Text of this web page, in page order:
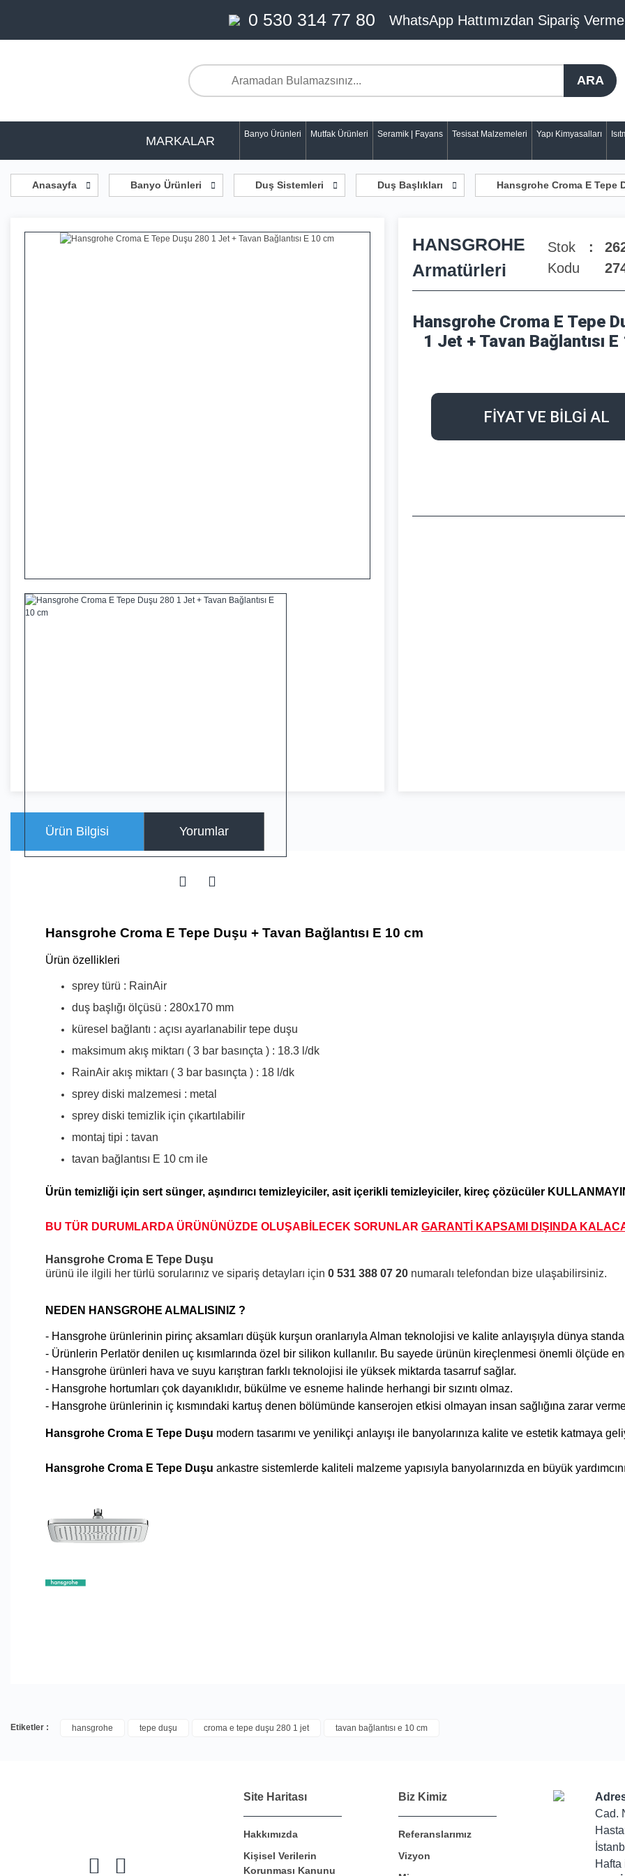
0 530 314 77 80 WhatsApp Hattımızdan Sipariş
ARA
MARKALAR Banyo Ürünleri Mutfak Ürünleri Seramik | Fayans Tesisat Malzemeleri Yapı Kimyasalları
Anasayfa Banyo Ürünleri Duş Sistemleri Duş Başlıkları Hansgrohe Croma E Tepe
HANSGROHE
Armatürleri
Stok
Kodu
Hansgrohe Croma E Tepe
1 Jet + Tavan Bağlantısı
FİYAT VE BİLGİ AL
Ürün Bilgisi Yorumlar
Hansgrohe Croma E Tepe Duşu + Tavan Bağlantısı E 10 cm
Ürün özellikleri
sprey türü : RainAir
duş başlığı ölçüsü : 280x170 mm
küresel bağlantı : açısı ayarlanabilir tepe duşu
maksimum akış miktarı ( 3 bar basınçta ) : 18.3 l/dk
RainAir akış miktarı ( 3 bar basınçta ) : 18 l/dk
sprey diski malzemesi : metal
sprey diski temizlik için çıkartılabilir
montaj tipi : tavan
tavan bağlantısı E 10 cm ile
Ürün temizliği için sert sünger, aşındırıcı temizleyiciler, asit içerikli temizleyiciler, kireç çözücüler
BU TÜR DURUMLARDA ÜRÜNÜNÜZDE OLUŞABİLECEK SORUNLAR GARANTİ KAPSAMI DIŞINDA KALA
Hansgrohe Croma E Tepe Duşu
ürünü ile ilgili her türlü sorularınız ve sipariş detayları için 0 531 388 07 20 numaralı telefondan bize ulaşabilirsiniz.
NEDEN HANSGROHE ALMALISINIZ ?
- Hansgrohe ürünlerinin pirinç aksamları düşük kurşun oranlarıyla Alman teknolojisi ve kalite anlayışıyla dünya
- Ürünlerin Perlatör denilen uç kısımlarında özel bir silikon kullanılır. Bu sayede ürünün kireçlenmesi önemli ölçüde
- Hansgrohe ürünleri hava ve suyu karıştıran farklı teknolojisi ile yüksek miktarda tasarruf sağlar.
- Hansgrohe hortumları çok dayanıklıdır, bükülme ve esneme halinde herhangi bir sızıntı olmaz.
- Hansgrohe ürünlerinin iç kısmındaki kartuş denen bölümünde kanserojen etkisi olmayan insan sağlığına zarar
Hansgrohe Croma E Tepe Duşu modern tasarımı ve yenilikçi anlayışı ile banyolarınıza kalite ve estetik katmaya
Hansgrohe Croma E Tepe Duşu ankastre sistemlerde kaliteli malzeme yapısıyla banyolarınızda en büyük
Yorum Yaz
Etiketler : hansgrohe tepe duşu croma e tepe duşu 280 1 jet tavan bağlantısı e 10 cm
Site Haritası
Hakkımızda
Kişisel Verilerin
Korunması Kanunu
Biz Kimiz
Referanslarımız
Vizyon
Cad.
Hafta